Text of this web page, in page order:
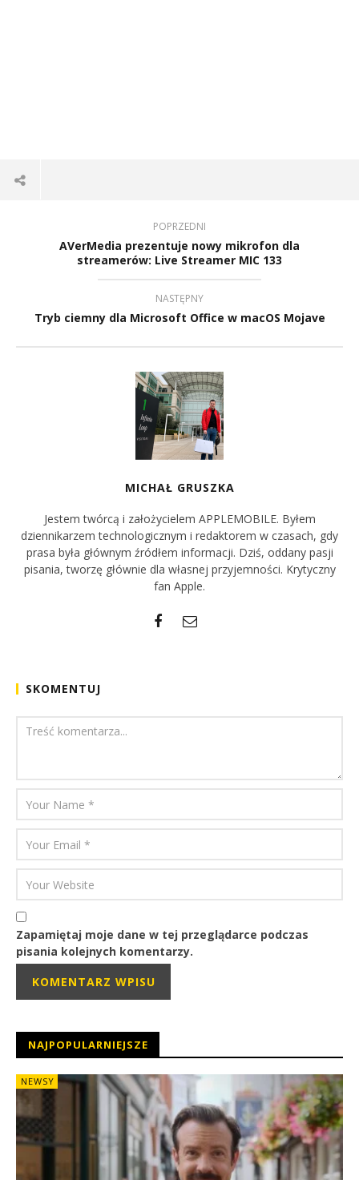
POPRZEDNI
AVerMedia prezentuje nowy mikrofon dla
streamerów: Live Streamer MIC 133
NASTĘPNY
Tryb ciemny dla Microsoft Office w macOS Mojave
MICHAŁ GRUSZKA
Jestem twórcą i założycielem APPLEMOBILE. Byłem
dziennikarzem technologicznym i redaktorem w czasach, gdy
prasa była głównym źródłem informacji. Dziś, oddany pasji
pisania, tworzę głównie dla własnej przyjemności. Krytyczny
fan Apple.
SKOMENTUJ
Zapamiętaj moje dane w tej przeglądarce podczas
pisania kolejnych komentarzy.
NAJPOPULARNIEJSZE
NEWSY